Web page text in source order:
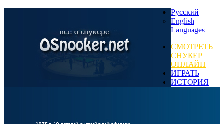
Русский
English
Languages
СМОТРЕТЬ
СНУКЕР
ОНЛАЙН
ИГРАТЬ
ИСТОРИЯ